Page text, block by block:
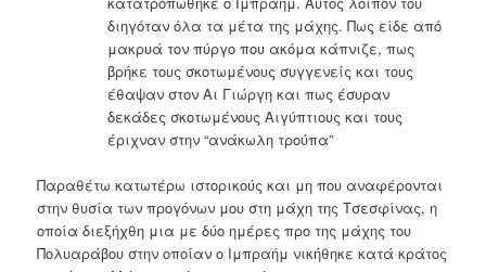
διηγόταν όλα τα μέτα της μάχης. Πως είδε από
μακρυά τον πύργο που ακόμα κάπνιζε, πως
βρήκε τους σκοτωμένους συγγενείς και τους
έθαψαν στον Αι Γιώργη και πως έσυραν
δεκάδες σκοτωμένους Αιγύπτιους και τους
έριχναν στην “ανάκωλη τρούπα”
Παραθέτω κατωτέρω ιστορικούς και μη που αναφέρονται
στην θυσία των προγόνων μου στη μάχη της Τσεσφίνας, η
οποία διεξήχθη μια με δύο ημέρες προ της μάχης του
Πολυαράβου στην οποίαν ο Ιμπραήμ νικήθηκε κατά κράτος